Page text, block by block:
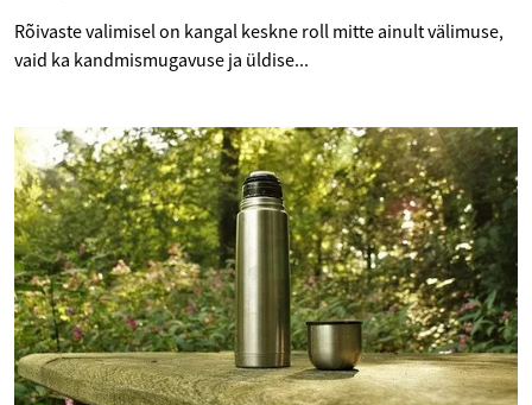
Rõivaste valimisel on kangal keskne roll mitte ainult välimuse,
vaid ka kandmismugavuse ja üldise...